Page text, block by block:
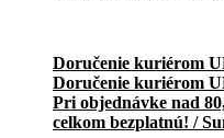
Doručenie kuriérom
Doručenie kuriérom
Pri objednávke nad
celkom bezplatnú! /